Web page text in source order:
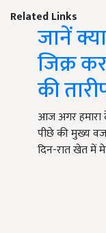
Related Links
जानें
जिक्र
की
आज अगर हमारा
पीछे की मुख्य
दिन-रात खेत में